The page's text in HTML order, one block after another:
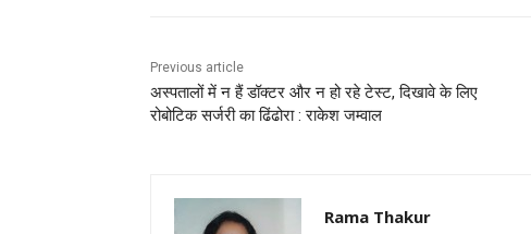
Previous article
अस्पतालों में न हैं डॉक्टर और न हो रहे टेस्ट, दिखावे के लिए
रोबोटिक सर्जरी का ढिंढोरा : राकेश जम्वाल‌
Rama Thakur